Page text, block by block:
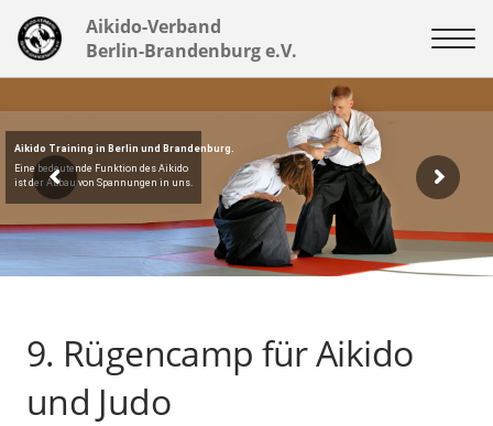
Aikido-Verband
Berlin-Brandenburg e.V.
Aikido Training in Berlin und Brandenburg.
Eine bedeutende Funktion des Aikido
ist der Abbau von Spannungen in uns.
9. Rügencamp für Aikido
und Judo